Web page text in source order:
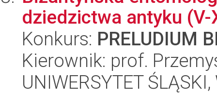
dziedzictwa antyku (V-
Konkurs: PRELUDIUM
Kierownik: prof.
UNIWERSYTET